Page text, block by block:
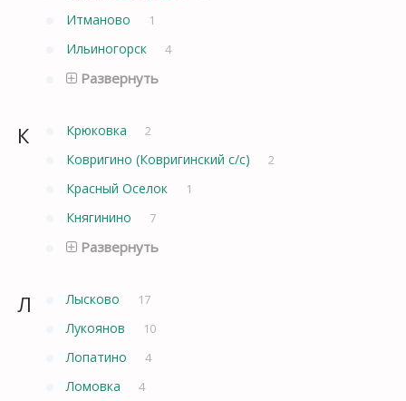
Итманово 1
Ильиногорск 4
Развернуть
К Крюковка 2
Ковригино (Ковригинский с/с) 2
Красный Оселок 1
Княгинино 7
Развернуть
Л Лысково 17
Лукоянов 10
Лопатино 4
Ломовка 4